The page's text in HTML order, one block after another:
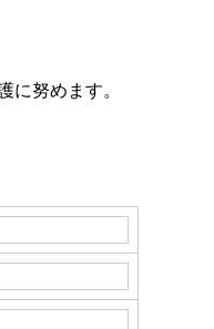
に努めます。